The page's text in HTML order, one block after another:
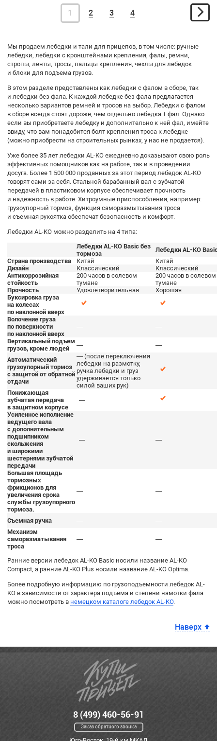
1 2 3 4
Мы продаем лебедки и тали для прицепов, в том числе: ручные
лебедки, лебедки с кронштейнами крепления, фалы, ремни,
стропы, ленты, тросы, пальцы крепления, чехлы для лебедок
и блоки для подъема грузов.
В этом разделе представлены как лебедки с фалом в сборе, так
и лебедки без фала. К каждой лебедке без фала предлагается
несколько вариантов ремней и тросов на выбор. Лебедки с фалом
в сборе всегда стоят дороже, чем отдельно лебедка + фал. Однако
если вы приобретаете лебедку и дополнительно к ней фал, имейте
ввиду, что вам понадобится болт крепления троса к лебедке
(можно приобрести на строительных рынках, у нас не продается).
Уже более 35 лет лебедки АL-КО ежедневно доказывают свою роль
эффективных помощников как на работе, так и в проведении
досуга. Более 1 500 000 проданных за этот период лебедок АL-КО
говорят сами за себя. Стальной барабанный вал с зубчатой
передачей в пластиковом корпусе обеспечивает прочность
и надежность в работе. Хитроумные приспособления, например:
грузоупорный тормоз, функция саморазмытывания троса
и съемная рукоятка обеспечат безопасность и комфорт.
Лебедки AL-KO можно разделить на 4 типа:
Лебедки AL-KO Basic без
тормоза
Лебедки AL-KO
Страна производства
Китай
Китай
Дизайн
Классический
Классический
Антикоррозийная
стойкость
200 часов в солевом
тумане
200 часов в солевом
тумане
Прочность
Удовлетворительная
Хорошая
Буксировка груза
на колесах
по наклонной вверх
Волочение груза
по поверхности
по наклонной вверх
—
—
Вертикальный подъем
грузов, кроме людей
—
—
Автоматический
грузоупорный тормоз
с защитой от обратной
отдачи
— (после переключения
лебедки на размотку,
ручка лебедки и груз
удерживается только
силой ваших рук)
Понижающая
зубчатая передача
в защитном корпусе
—
Усиленное исполнение
ведущего вала
с дополнительным
подшипником
скольжения
и широкими
шестернями зубчатой
передачи
— —
Большая площадь
тормозных
фрикционов для
увеличения срока
службы грузоупорного
тормоза.
— —
Съемная ручка —
—
Механизм
саморазматывания
троса
— —
Ранние версии лебедок AL-KO Basic носили название AL-KO
Compact, а ранние AL-KO Plus носили название AL-KO Optima.
Более подробную информацию по грузоподъемности лебедок AL-
KO в зависимости от характера подъема и степени намотки фала
можно посмотреть в немецком каталоге лебедок AL-KO.
Наверх
8 (499) 460-56-91
Заказ обратного звонка